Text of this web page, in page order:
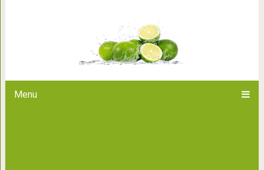
Menu